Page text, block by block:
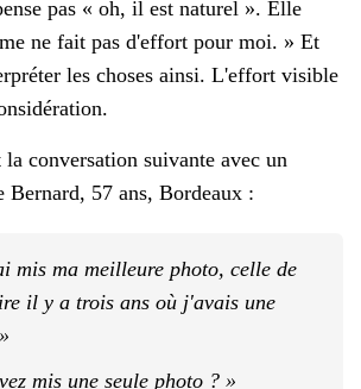
pas « oh, il est naturel ». Elle
ne fait pas d'effort pour moi. » Et
les choses ainsi. L'effort visible
la conversation suivante avec un
Bernard, 57 ans, Bordeaux :
mis ma meilleure photo, celle de
il y a trois ans où j'avais une
mis une seule photo ? »